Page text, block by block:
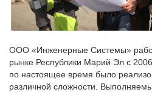
ООО «Инженерные Системы»
рынке Республики Марий Эл с
по настоящее время было
различной сложности.